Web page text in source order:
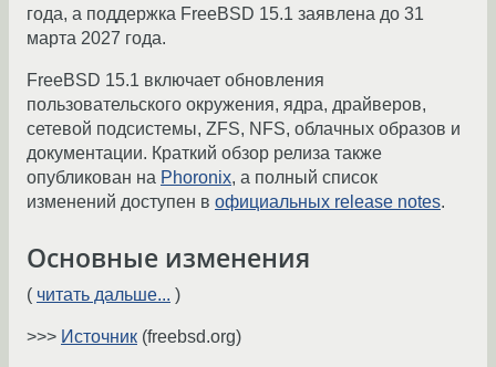
года, а поддержка FreeBSD 15.1 заявлена до 31
марта 2027 года.
FreeBSD 15.1 включает обновления
пользовательского окружения, ядра, драйверов,
сетевой подсистемы, ZFS, NFS, облачных образов и
документации. Краткий обзор релиза также
опубликован на Phoronix, а полный список
изменений доступен в официальных release notes.
Основные изменения
( читать дальше... )
>>> Источник (freebsd.org)